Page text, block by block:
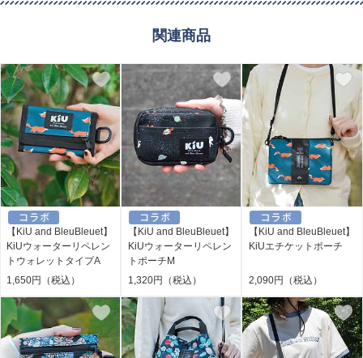
す。
※実物の色味に近づけて撮影していますが、ご使用の端末やモニター環境に
サイズ詳細 (cm)約
高さ13 横幅19 マチ7 ショルダー98～147 重さ
80g
素材・原材料 ポリエステル
原産国 中国製
サイズについて 返品について ギフトについて
関連商品
【KiU and BleuBleuet】
KiUウォーターリペレン
トウォレットタイプA
1,650円（税込）
【KiU and BleuBleuet】
KiUウォーターリペレン
トポーチM
1,320円（税込）
【KiU and BleuBleuet】
KiUエチケットポーチ
2,090円（税込）